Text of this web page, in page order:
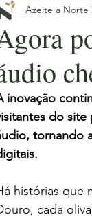
Tesouros
Tradição local
Azeite a Norte
inovação
do
tornando
histórias que
cada